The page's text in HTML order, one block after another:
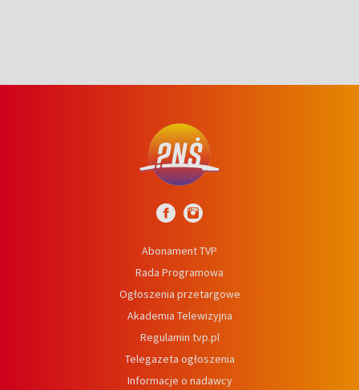
Abonament TVP
Rada Programowa
Ogłoszenia przetargowe
Akademia Telewizyjna
Regulamin tvp.pl
Telegazeta ogłoszenia
Informacje o nadawcy